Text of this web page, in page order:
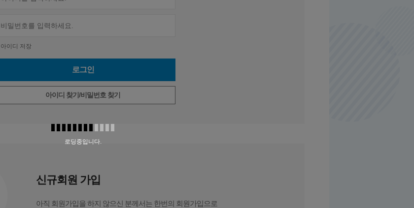
아이디 저장
아이디 찾기/비밀번호 찾기
신규회원 가입
아직 회원가입을 하지 않으신 분께서는 한번의 회원가입으로
로딩중입니다.